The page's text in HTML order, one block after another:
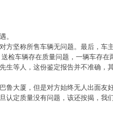
。
称所售车辆无问题。最后，车
车辆存在质量问题，一辆车存在
人，这份鉴定报告并不准确，
厦，但是对方始终无人出面友
定质量没有问题，该还按揭，我